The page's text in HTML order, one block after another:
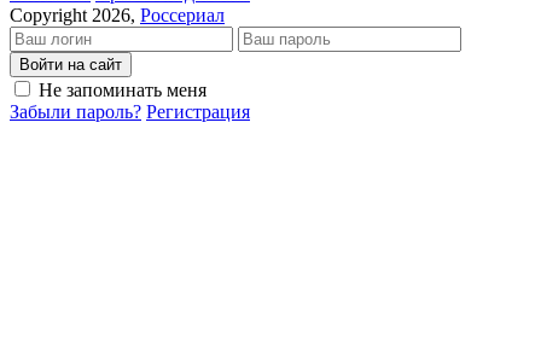
Copyright 2026, Россериал
Войти на сайт
Не запоминать меня
Забыли пароль? Регистрация